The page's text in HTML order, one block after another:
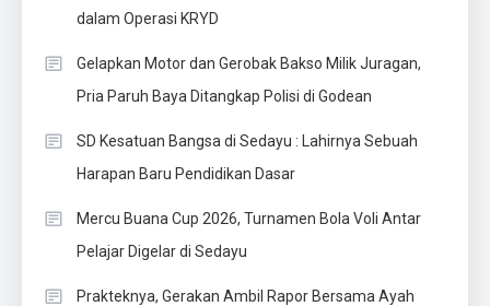
dalam Operasi KRYD
Gelapkan Motor dan Gerobak Bakso Milik Juragan,
Pria Paruh Baya Ditangkap Polisi di Godean
SD Kesatuan Bangsa di Sedayu : Lahirnya Sebuah
Harapan Baru Pendidikan Dasar
Mercu Buana Cup 2026, Turnamen Bola Voli Antar
Pelajar Digelar di Sedayu
Prakteknya, Gerakan Ambil Rapor Bersama Ayah